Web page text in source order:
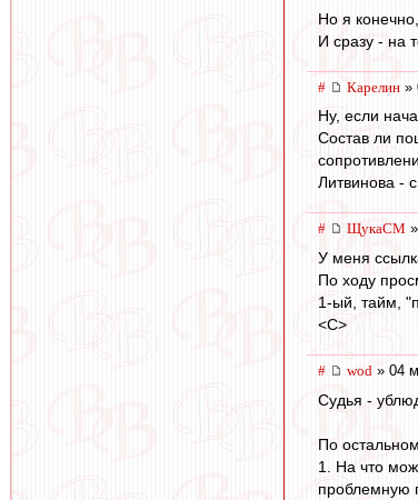
Но я
И сразу - на
# Карелин »
Ну, если
Состав ли
Литвинова -
# ЩукаСМ
У меня
По ходу
1-ый, тайм,
<C>
# wod » 04
Судья -
По
1. На что
проблемную